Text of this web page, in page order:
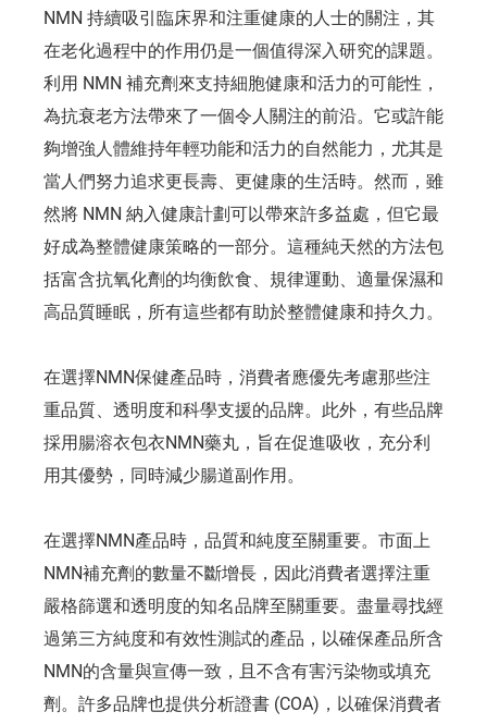
NMN 持續吸引臨床界和注重健康的人士的關注，其
在老化過程中的作用仍是一個值得深入研究的課題。
利用 NMN 補充劑來支持細胞健康和活力的可能性，
為抗衰老方法帶來了一個令人關注的前沿。它或許能
夠增強人體維持年輕功能和活力的自然能力，尤其是
當人們努力追求更長壽、更健康的生活時。然而，雖
然將 NMN 納入健康計劃可以帶來許多益處，但它最
好成為整體健康策略的一部分。這種純天然的方法包
括富含抗氧化劑的均衡飲食、規律運動、適量保濕和
高品質睡眠，所有這些都有助於整體健康和持久力。
在選擇NMN保健產品時，消費者應優先考慮那些注
重品質、透明度和科學支援的品牌。此外，有些品牌
採用腸溶衣包衣NMN藥丸，旨在促進吸收，充分利
用其優勢，同時減少腸道副作用。
在選擇NMN產品時，品質和純度至關重要。市面上
NMN補充劑的數量不斷增長，因此消費者選擇注重
嚴格篩選和透明度的知名品牌至關重要。盡量尋找經
過第三方純度和有效性測試的產品，以確保產品所含
NMN的含量與宣傳一致，且不含有害污染物或填充
劑。許多品牌也提供分析證書 (COA)，以確保消費者